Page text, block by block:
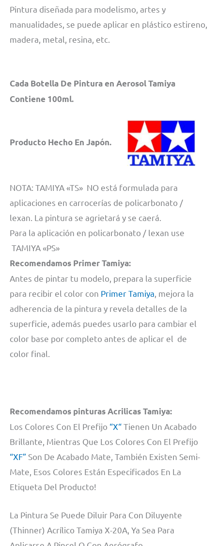
Pintura diseñada para modelismo, artes y
manualidades, se puede aplicar en plástico estireno,
madera, metal, resina, etc.
Cada Botella De Pintura en Aerosol Tamiya
Contiene 100ml.
Producto Hecho En Japón.
NOTA: TAMIYA «TS» NO está formulada para
aplicaciones en carrocerías de policarbonato /
lexan. La pintura se agrietará y se caerá.
Para la aplicación en policarbonato / lexan use
TAMIYA «PS»
Recomendamos Primer Tamiya:
Antes de pintar tu modelo, prepara la superficie
para recibir el color con Primer Tamiya , mejora la
adherencia de la pintura y revela detalles de la
superficie, además puedes usarlo para cambiar el
color base por completo antes de aplicar el de
color final.
Recomendamos pinturas Acrilicas Tamiya:
Los Colores Con El Prefijo “X“Tienen Un Acabado
Brillante, Mientras Que Los Colores Con El Prefijo
“XF” Son De Acabado Mate, También Existen Semi-
Mate, Esos Colores Están Especificados En La
Etiqueta Del Producto!
La Pintura Se Puede Diluir Para Con Diluyente
(Thinner) Acrílico Tamiya X-20A, Ya Sea Para